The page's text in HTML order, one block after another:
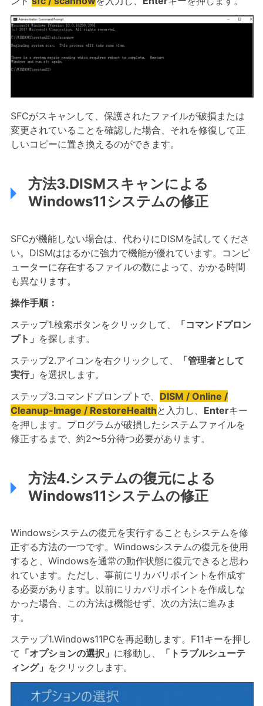
SFCがスキャンして、保護されたファイルが破損または
変更されていることを確認した場合、それを修復して正
しいコピーに置き換えるのができます。
方法3.DISMスキャンによる
Windows11システムの修正
SFCが機能しない場合は、代わりにDISMを試してくださ
い。DISMははるかに強力で機能が優れています。コンピ
ューターに存在するファイルの数によって、かかる時間
も異なります。
操作手順：
ステップ1.検索ボタンをクリックして、
「コマンドプロン
プト」 を探します。
ステップ2.アイコンを右クリックして、
「管理者として
実行」 を選択します。
ステップ3.コマンドプロンプトで、 DISM / Online /
Cleanup-Image / RestoreHealthと入力し、 Enterキー
を押します。プログラムが破損したシステムファイルを
修正するまで、約2〜5分待つ必要があります。
方法4.システムの復元による
Windows11システムの修正
Windowsシステムの復元を実行することもシステムを修
正する方法の一つです。Windowsシステムの復元を使用
すると、Windowsを通常の動作状態に復元できると思わ
れています。ただし、事前にリカバリポイントを作成す
る必要があります。以前にリカバリポイントを作成しな
かった場合、この方法は機能せず、次の方法に進みま
す。
ステップ1.Windows11PCを再起動します。F11キーを押し
て 「オプションの選択」 に移動し、
「トラブルシューテ
ィング」 をクリックします。